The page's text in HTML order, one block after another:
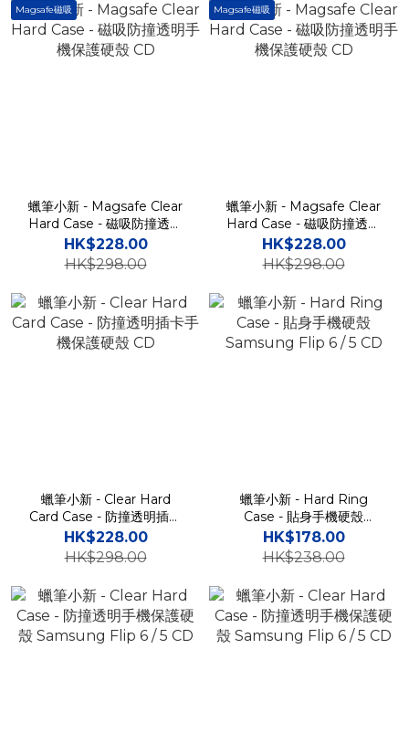
Magsafe磁吸
蠟筆小新 - Magsafe Clear
Hard Case - 磁吸防撞透明
手機保護硬殼 CD
HK$228.00
HK$298.00
Magsafe磁吸
蠟筆小新 - Magsafe Clear
Hard Case - 磁吸防撞透明
手機保護硬殼 CD
HK$228.00
HK$298.00
蠟筆小新 - Clear Hard
Card Case - 防撞透明插卡
手機保護硬殼 CD
HK$228.00
HK$298.00
蠟筆小新 - Hard Ring
Case - 貼身手機硬殼
Samsung Flip 6 / 5 CD
HK$178.00
HK$238.00